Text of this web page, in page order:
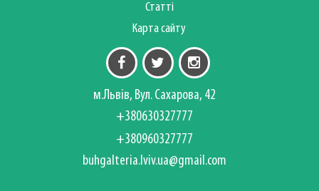
Статті
Карта сайту
м.Львів, Вул. Сахарова, 42
+380630327777
+380960327777
buhgalteria.lviv.ua@gmail.com